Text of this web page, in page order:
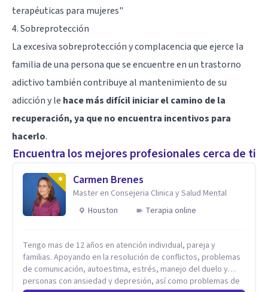
terapéuticas para mujeres"
4. Sobreprotección
La excesiva sobreprotección y complacencia que ejerce la
familia de una persona que se encuentre en un trastorno
adictivo también contribuye al mantenimiento de su
adicción y le hace más difícil iniciar el camino de la
recuperación, ya que no encuentra incentivos para
hacerlo.
Encuentra los mejores profesionales cerca de ti
Carmen Brenes
Master en Consejeria Clinica y Salud Mental
Houston
Terapia online
Tengo mas de 12 años en atención individual, pareja y
familias. Apoyando en la resolución de conflictos, problemas
de comunicación, autoestima, estrés, manejo del duelo y
personas con ansiedad y depresión, así como problemas de